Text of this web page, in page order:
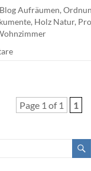
Blog Aufräumen,
, Holz Natur,
Page 1 of 1 1